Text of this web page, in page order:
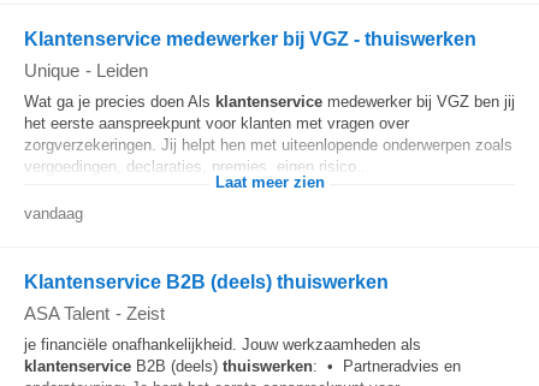
Klantenservice medewerker bij VGZ - thuiswerken
Unique - Leiden
Wat ga je precies doen Als klantenservice medewerker bij VGZ ben jij
het eerste aanspreekpunt voor klanten met vragen over
zorgverzekeringen. Jij helpt hen met uiteenlopende onderwerpen zoals
vergoedingen, declaraties, premies, eigen risico...
Laat meer zien
vandaag
Klantenservice B2B (deels) thuiswerken
ASA Talent - Zeist
je financiële onafhankelijkheid. Jouw werkzaamheden als
klantenservice B2B (deels) thuiswerken: • Partneradvies en